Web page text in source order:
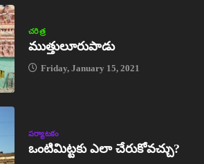
చరిత్ర
ముత్తులూరుపాడు
Friday, January 15, 2021
పర్యాటకం
ఒంటిమిట్టకు ఎలా చేరుకోవచ్చు?